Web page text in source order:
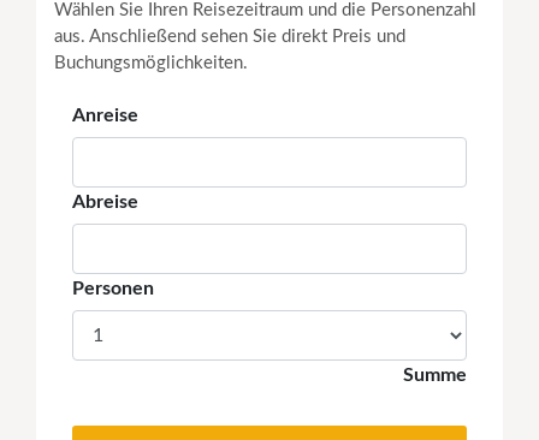
Wählen Sie Ihren Reisezeitraum und die Personenzahl
aus. Anschließend sehen Sie direkt Preis und
Buchungsmöglichkeiten.
Anreise
Abreise
Personen
Summe